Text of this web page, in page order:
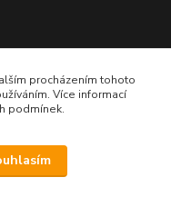
007
procházením tohoto
Více informací
podmínek.